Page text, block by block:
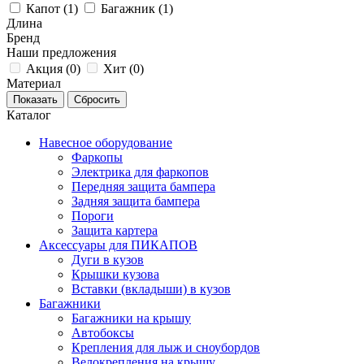
Капот (1) Багажник (1)
Длина
Бренд
Наши предложения
Акция (0) Хит (0)
Материал
Каталог
Навесное оборудование
Фаркопы
Электрика для фаркопов
Передняя защита бампера
Задняя защита бампера
Пороги
Защита картера
Аксессуары для ПИКАПОВ
Дуги в кузов
Крышки кузова
Вставки (вкладыши) в кузов
Багажники
Багажники на крышу
Автобоксы
Крепления для лыж и сноубордов